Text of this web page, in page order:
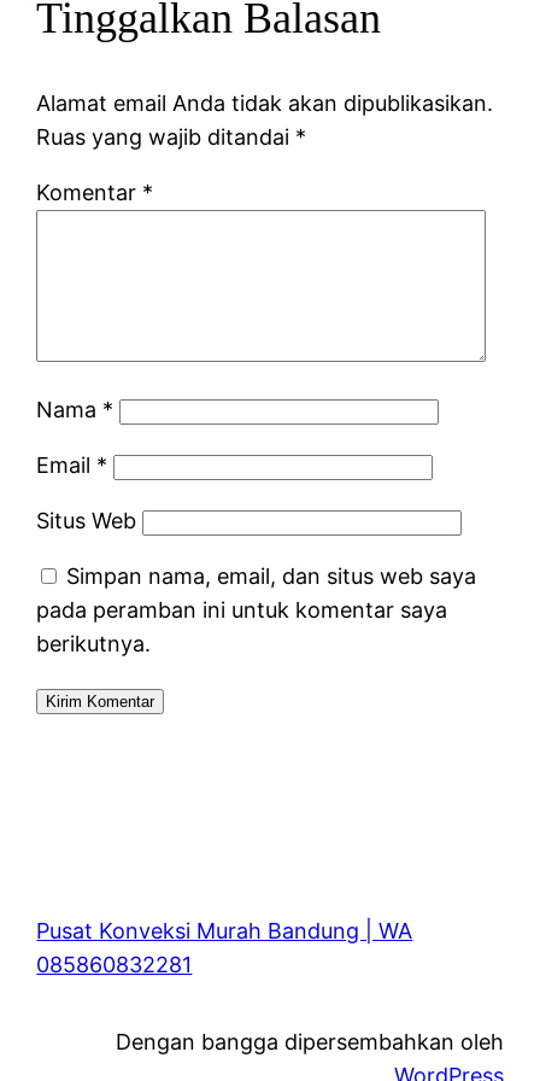
Tinggalkan Balasan
Alamat email Anda tidak akan dipublikasikan.
Ruas yang wajib ditandai *
Komentar *
Nama *
Email *
Situs Web
Simpan nama, email, dan situs web saya
pada peramban ini untuk komentar saya
berikutnya.
Pusat Konveksi Murah Bandung | WA
085860832281
Dengan bangga dipersembahkan oleh
WordPress